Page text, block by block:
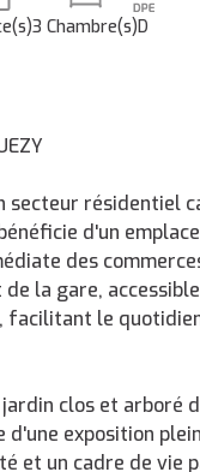
3 Chambre(s)D
secteur résidentiel
d'un
des
de la gare,
facilitant le
clos et arboré
d'une exposition
et un cadre de vie